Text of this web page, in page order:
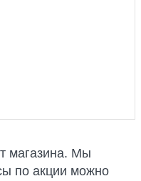
магазина. Мы
по акции можно